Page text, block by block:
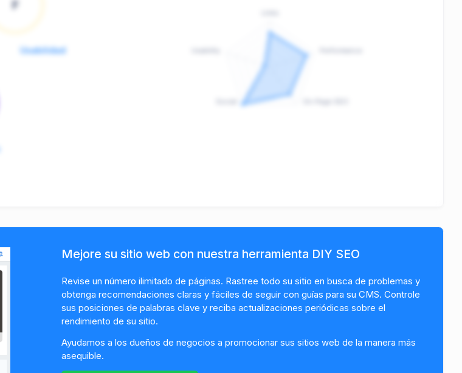
F
Usabilidad : F
Mejore su sitio web con nuestra herramienta DIY SEO
Revise un número ilimitado de páginas. Rastree todo su sitio en busca de problemas y
obtenga recomendaciones claras y fáciles de seguir con guías para su CMS. Controle
sus posiciones de palabras clave y reciba actualizaciones periódicas sobre el
rendimiento de su sitio.
Ayudamos a los dueños de negocios a promocionar sus sitios web de la manera más
asequible.